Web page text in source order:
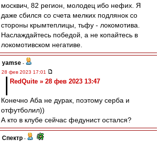
москвич, 82 регион, молодец ибо нефих. Я
даже сбился со счета мелких подлянок со
стороны крымтеплицы, тьфу - локомотива.
Наслаждайтесь победой, а не копайтесь в
локомотивском негативе.
yamse -
28 фев 2023 17:01
RedQuite » 28 фев 2023 13:47
Конечно Аба не дурак, поэтому серба и
отфутболил))
А кто в клубе сейчас федунист остался?
Спектр -